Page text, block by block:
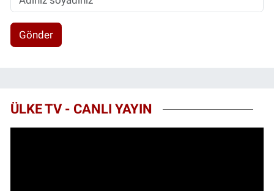
Gönder
ÜLKE TV - CANLI YAYIN